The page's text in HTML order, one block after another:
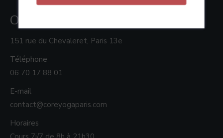
Où nous trouver ?
151 rue du Chevaleret, Paris 13e
Téléphone
06 70 17 88 01
E-mail
contact@coreyogaparis.com
Horaires